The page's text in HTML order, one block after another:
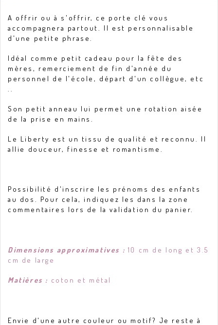
A offrir ou à s'offrir, ce porte clé vous
accompagnera partout. Il est personnalisable
d'une petite phrase.
Idéal comme petit cadeau pour la fête des
mères, remerciement de fin d'année du
personnel de l'école, départ d'un collègue, etc
Son petit anneau lui permet une rotation aisée
de la prise en mains.
Le Liberty est un tissu de qualité et reconnu. Il
allie douceur, finesse et romantisme.
Possibilité d'inscrire les prénoms des enfants
au dos. Pour cela, indiquez les dans la zone
commentaires lors de la validation du panier.
Dimensions approximatives : 10 cm de long et 3.5
cm de large
Matières : coton et métal
Envie d'une autre couleur ou motif? Je reste à